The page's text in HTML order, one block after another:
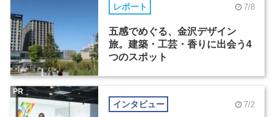
レポート 7/8
五感でめぐる、金沢デザイン
旅。建築・工芸・香りに出会う4
つのスポット
インタビュー 7/2
PR